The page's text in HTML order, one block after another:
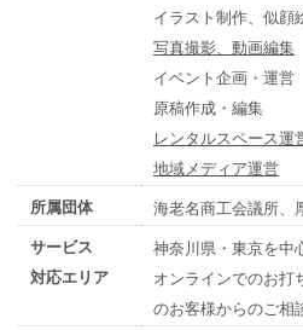
イラスト制作、似顔
写真撮影、動画編集
イベント企画・運営
原稿作成・編集
レンタルスペース運
地域メディア運営
所属団体 海老名商工会議所、
サービス
対応エリア
神奈川県・東京を中
オンラインでのお打
のお客様からのご相